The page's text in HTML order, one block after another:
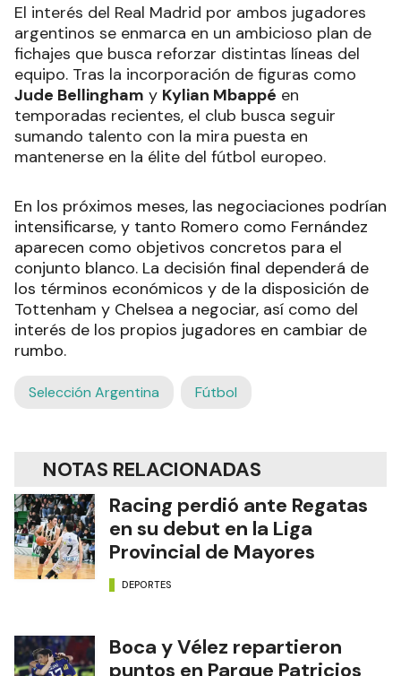
El interés del Real Madrid por ambos jugadores
argentinos se enmarca en un ambicioso plan de
fichajes que busca reforzar distintas líneas del
equipo. Tras la incorporación de figuras como
Jude Bellingham y Kylian Mbappé en
temporadas recientes, el club busca seguir
sumando talento con la mira puesta en
mantenerse en la élite del fútbol europeo.
En los próximos meses, las negociaciones podrían
intensificarse, y tanto Romero como Fernández
aparecen como objetivos concretos para el
conjunto blanco. La decisión final dependerá de
los términos económicos y de la disposición de
Tottenham y Chelsea a negociar, así como del
interés de los propios jugadores en cambiar de
rumbo.
Selección Argentina Fútbol
NOTAS RELACIONADAS
Racing perdió ante Regatas
en su debut en la Liga
Provincial de Mayores
DEPORTES
Boca y Vélez repartieron
puntos en Parque Patricios